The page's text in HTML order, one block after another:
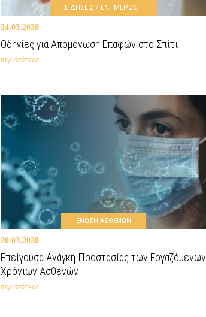
ΕΙΔΗΣΕΙΣ / ΕΝΗΜΕΡΩΣΗ
24.03.2020
Οδηγίες για Απομόνωση Επαφών στο Σπίτι
περισσότερα
ΕΝΩΣΗ ΑΣΘΕΝΩΝ
20.03.2020
Επείγουσα Ανάγκη Προστασίας των Εργαζόμενων
Χρόνιων Ασθενών
περισσότερα